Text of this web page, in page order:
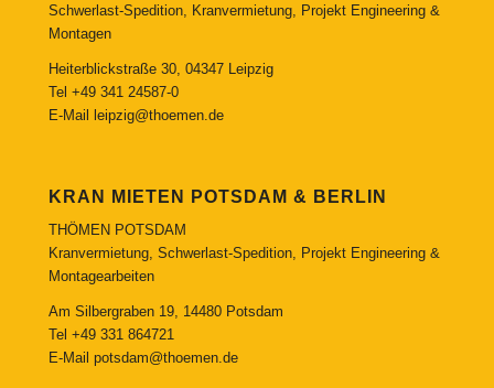
Schwerlast-Spedition, Kranvermietung, Projekt Engineering &
Montagen
Heiterblickstraße 30, 04347 Leipzig
Tel +49 341 24587-0
E-Mail
leipzig@thoemen.de
KRAN MIETEN POTSDAM & BERLIN
THÖMEN POTSDAM
Kranvermietung, Schwerlast-Spedition, Projekt Engineering &
Montagearbeiten
Am Silbergraben 19, 14480 Potsdam
Tel +49 331 864721
E-Mail potsdam@thoemen.de